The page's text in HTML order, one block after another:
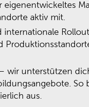
aktiv mit.
wir unterstützen
aus.